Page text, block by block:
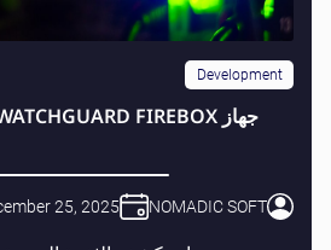
Development
NOMADIC SOFT
25, 2025